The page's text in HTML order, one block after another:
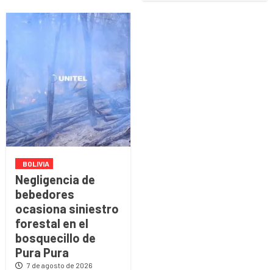
BOLIVIA
Negligencia de
bebedores
ocasiona siniestro
forestal en el
bosquecillo de
Pura Pura
7 de agosto de 2026